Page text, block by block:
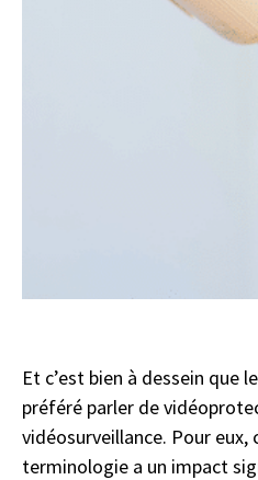
Et c’est bien à dessein que
préféré parler de
vidéosurveillance. Pour
terminologie a un impact